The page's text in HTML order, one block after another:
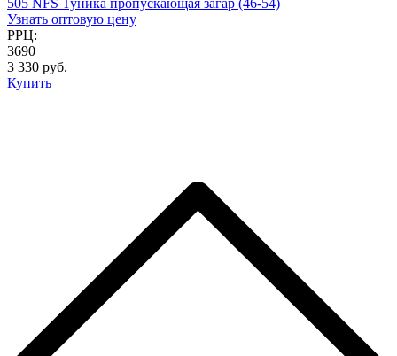
Узнать оптовую цену
РРЦ:
3690
3 330 руб.
Купить